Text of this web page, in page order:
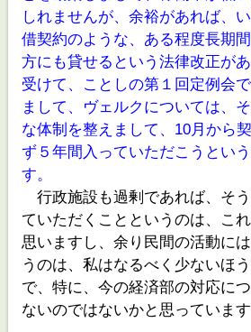
しれませんが、余裕があれば、
借契約のような、ある程度長期
方にも貸せるという法律改正が
受けて、ことしの第１回定例会
まして、ヴェルクについては、
な体制を整えまして、10月から
ず５年間入っていただこうとい
す。
行政施設も過剰であれば、そ
ていただくことというのは、こ
思いますし、余り民間の活動に
うのは、私はなるべく少ないほ
で、特に、今の経済部の対応に
ないのではないかと思っています